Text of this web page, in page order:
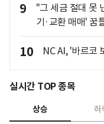
9
"그 세금 절대 못
기·교환 매매' 꿈
10 NC AI, '바르코
실시간 TOP 종목
상승 하